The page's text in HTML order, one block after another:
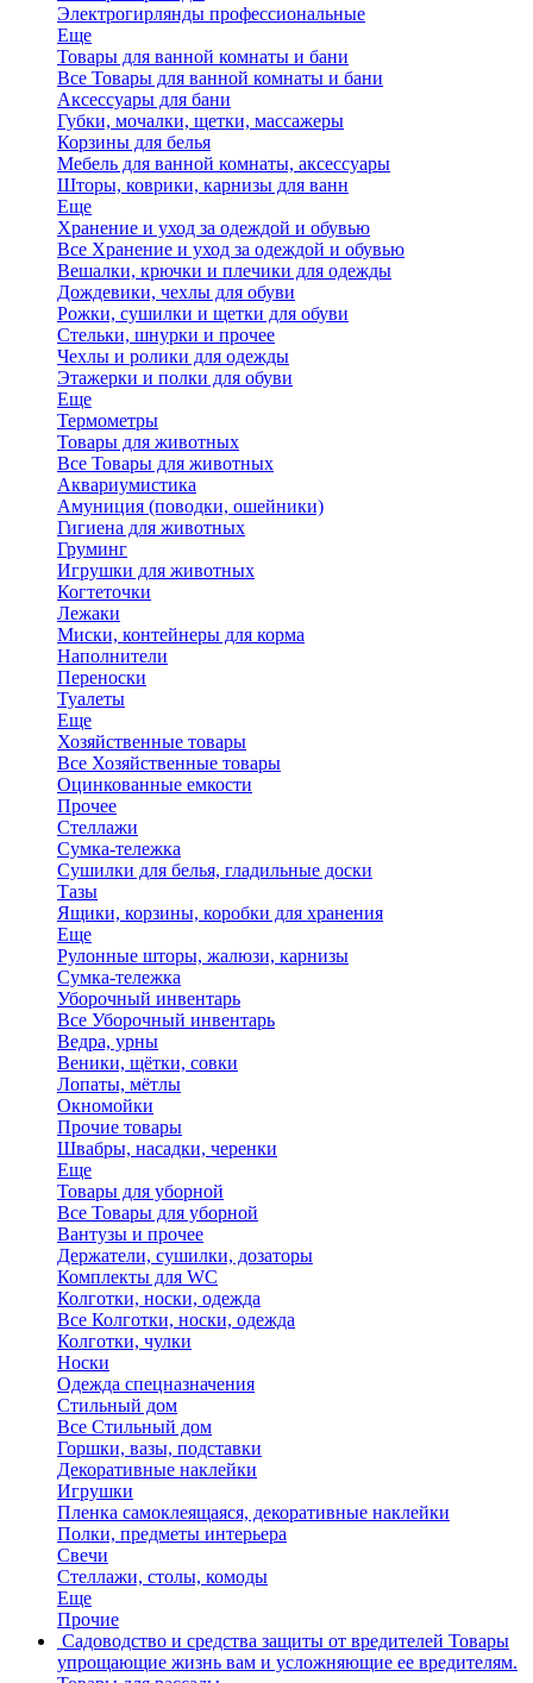
Электрогирлянды профессиональные
Еще
Товары для ванной комнаты и бани
Все Товары для ванной комнаты и бани
Аксессуары для бани
Губки, мочалки, щетки, массажеры
Корзины для белья
Мебель для ванной комнаты, аксессуары
Шторы, коврики, карнизы для ванн
Еще
Хранение и уход за одеждой и обувью
Все Хранение и уход за одеждой и обувью
Вешалки, крючки и плечики для одежды
Дождевики, чехлы для обуви
Рожки, сушилки и щетки для обуви
Стельки, шнурки и прочее
Чехлы и ролики для одежды
Этажерки и полки для обуви
Еще
Термометры
Товары для животных
Все Товары для животных
Аквариумистика
Амуниция (поводки, ошейники)
Гигиена для животных
Груминг
Игрушки для животных
Когтеточки
Лежаки
Миски, контейнеры для корма
Наполнители
Переноски
Туалеты
Еще
Хозяйственные товары
Все Хозяйственные товары
Оцинкованные емкости
Прочее
Стеллажи
Сумка-тележка
Сушилки для белья, гладильные доски
Тазы
Ящики, корзины, коробки для хранения
Еще
Рулонные шторы, жалюзи, карнизы
Сумка-тележка
Уборочный инвентарь
Все Уборочный инвентарь
Ведра, урны
Веники, щётки, совки
Лопаты, мётлы
Окномойки
Прочие товары
Швабры, насадки, черенки
Еще
Товары для уборной
Все Товары для уборной
Вантузы и прочее
Держатели, сушилки, дозаторы
Комплекты для WC
Колготки, носки, одежда
Все Колготки, носки, одежда
Колготки, чулки
Носки
Одежда спецназначения
Стильный дом
Все Стильный дом
Горшки, вазы, подставки
Декоративные наклейки
Игрушки
Пленка самоклеящаяся, декоративные наклейки
Полки, предметы интерьера
Свечи
Стеллажи, столы, комоды
Еще
Прочие
Садоводство и средства защиты от вредителей Товары
упрощающие жизнь вам и усложняющие ее вредителям.